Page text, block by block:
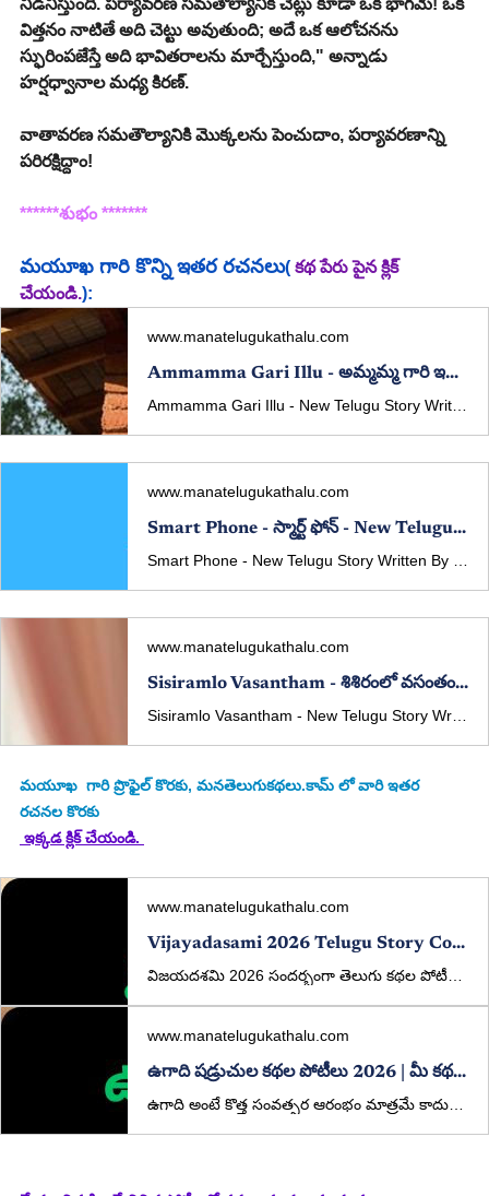
విత్తనం నాటితే అది చెట్టు అవుతుంది; అదే ఒక ఆలోచనను
స్ఫురింపజేస్తే అది భావితరాలను మార్చేస్తుంది," అన్నాడు
హర్షధ్వానాల మధ్య కిరణ్.
వాతావరణ సమతౌల్యానికి మొక్కలను పెంచుదాం, పర్యావరణాన్ని
పరిరక్షిద్దాం!
******శుభం *******
మయూఖ గారి కొన్ని ఇతర రచనలు( కథ పేరు పైన క్లిక్
చేయండి.):
www.manatelugukathalu.com
Ammamma Gari Illu - అమ్మమ్మ గారి ఇల్లు - New Telugu Story Written By Mayukha
www.manatelugukathalu.com
Smart Phone - స్మార్ట్ ఫోన్ - New Telugu Story Written By Mayukha
www.manatelugukathalu.com
Sisiramlo Vasantham - శిశిరంలో వసంతం - New Telugu Story Written By Mayukha
మయూఖ గారి ప్రొఫైల్ కొరకు, మనతెలుగుకథలు.కామ్ లో వారి ఇతర
రచనల కొరకు
ఇక్కడ క్లిక్ చేయండి.
www.manatelugukathalu.com
Vijayadasami 2026 Telugu Story Competition | Win ₹5000 | ManaTeluguKathalu
www.manatelugukathalu.com
ఉగాది షడ్రుచుల కథల పోటీలు 2026 | మీ కథతో జీవిత రుచులు చెప్పండి!